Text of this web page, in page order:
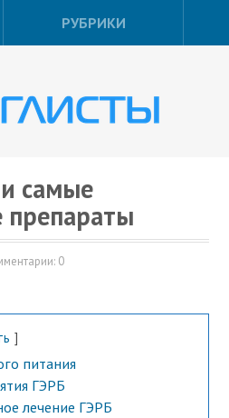
РУБРИКИ
самые
0
питания
ГЭРБ
лечение ГЭРБ